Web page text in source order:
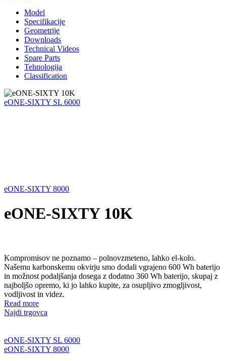
Model
Specifikacije
Geometrije
Downloads
Technical Videos
Spare Parts
Tehnologija
Classification
eONE-SIXTY SL 6000
eONE-SIXTY 8000
eONE-SIXTY 10K
Kompromisov ne poznamo – polnovzmeteno, lahko el-kolo.
Našemu karbonskemu okvirju smo dodali vgrajeno 600 Wh baterijo
in možnost podaljšanja dosega z dodatno 360 Wh baterijo, skupaj z
najboljšo opremo, ki jo lahko kupite, za osupljivo zmogljivost,
vodljivost in videz.
Read more
Najdi trgovca
eONE-SIXTY SL 6000
eONE-SIXTY 8000